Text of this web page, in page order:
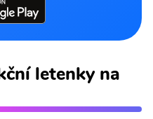
letenky na